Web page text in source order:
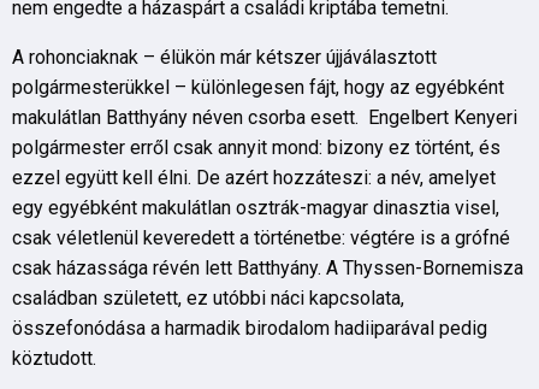
nem engedte a házaspárt a családi kriptába temetni.
A rohonciaknak – élükön már kétszer újjáválasztott
polgármesterükkel – különlegesen fájt, hogy az egyébként
makulátlan Batthyány néven csorba esett. Engelbert Kenyeri
polgármester erről csak annyit mond: bizony ez történt, és
ezzel együtt kell élni. De azért hozzáteszi: a név, amelyet
egy egyébként makulátlan osztrák-magyar dinasztia visel,
csak véletlenül keveredett a történetbe: végtére is a grófné
csak házassága révén lett Batthyány. A Thyssen-Bornemisza
családban született, ez utóbbi náci kapcsolata,
összefonódása a harmadik birodalom hadiiparával pedig
köztudott.